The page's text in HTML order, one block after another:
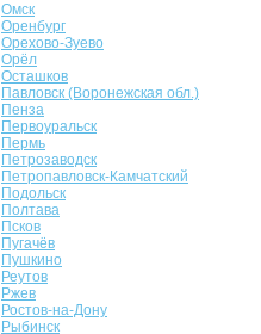
Омск
Оренбург
Орехово-Зуево
Орёл
Осташков
Павловск (Воронежская обл.)
Пенза
Первоуральск
Пермь
Петрозаводск
Петропавловск-Камчатский
Подольск
Полтава
Псков
Пугачёв
Пушкино
Реутов
Ржев
Ростов-на-Дону
Рыбинск